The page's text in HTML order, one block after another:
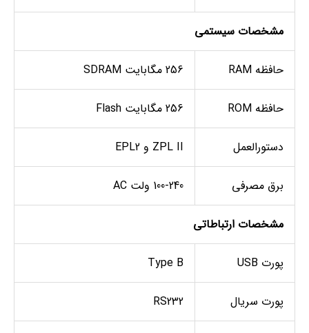
مشخصات سیستمی
حافظه RAM 256 مگابایت SDRAM
حافظه ROM 256 مگابایت Flash
دستورالعمل ZPL II و EPL2
برق مصرفی 100-240 ولت AC
مشخصات ارتباطاتی
پورت USB Type B
پورت سریال RS232